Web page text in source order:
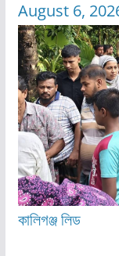
August 6,
কালিগঞ্জলিড